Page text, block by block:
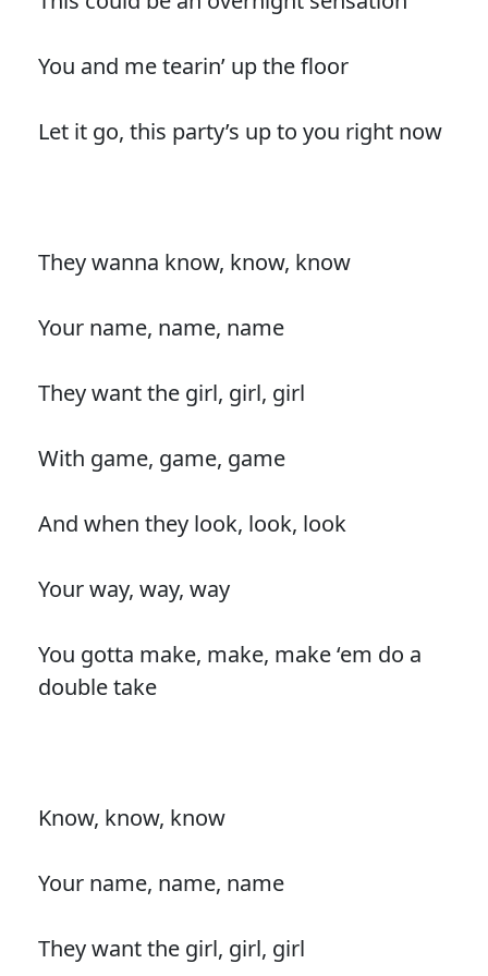
You and me tearin’ up the floor
Let it go, this party’s up to you right now
They wanna know, know, know
Your name, name, name
They want the girl, girl, girl
With game, game, game
And when they look, look, look
Your way, way, way
You gotta make, make, make ‘em do a
double take
Know, know, know
Your name, name, name
They want the girl, girl, girl